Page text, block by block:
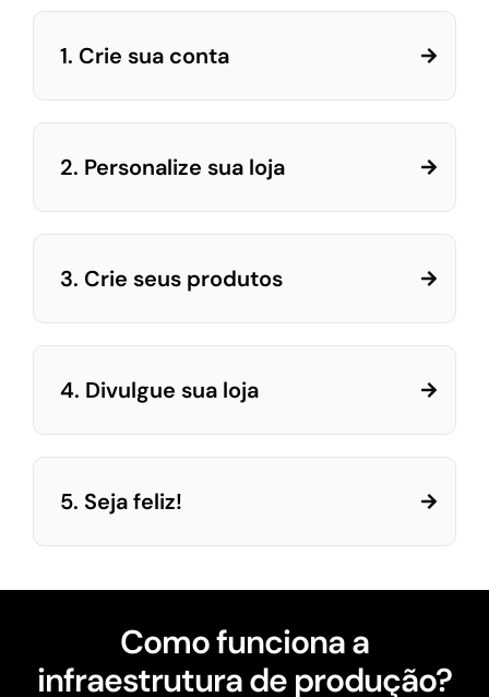
1. Crie sua conta
2. Personalize sua loja
3. Crie seus produtos
4. Divulgue sua loja
5. Seja feliz!
Como funciona a
infraestrutura de produção?